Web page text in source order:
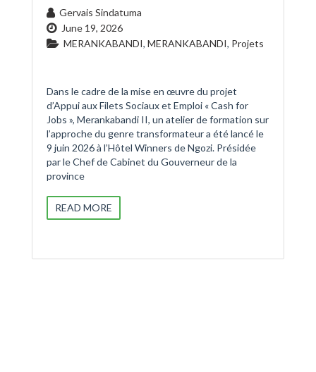
Gervais Sindatuma
June 19, 2026
MERANKABANDI, MERANKABANDI, Projets
Dans le cadre de la mise en œuvre du projet
d’Appui aux Filets Sociaux et Emploi « Cash for
Jobs », Merankabandi II, un atelier de formation sur
l’approche du genre transformateur a été lancé le
9 juin 2026 à l’Hôtel Winners de Ngozi. Présidée
par le Chef de Cabinet du Gouverneur de la
province
READ MORE